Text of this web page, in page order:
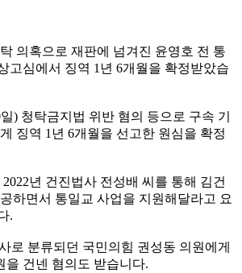
의혹으로 재판에 넘겨진 윤영호 전 통
고심에서 징역 1년 6개월을 확정받았습
) 청탁금지법 위반 혐의 등으로 구속 기
징역 1년 6개월을 선고한 원심을 확정
년 건진법사 전성배 씨를 통해 김건
하면서 통일교 사업을 지원해달라고 요
.
로 분류되던 국민의힘 권성동 의원에게
을 건넨 혐의도 받습니다.